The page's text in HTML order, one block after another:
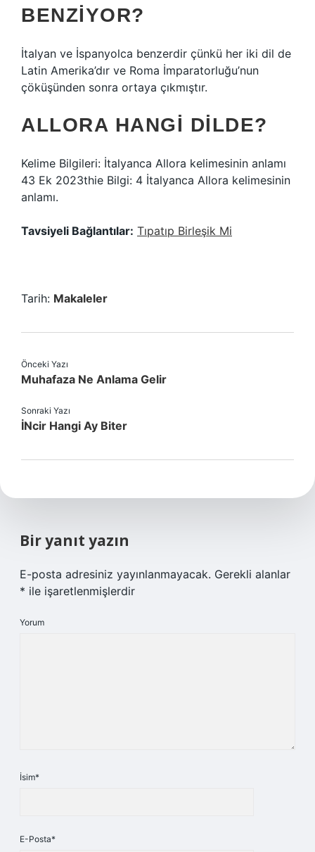
BENZIYOR?
İtalyan ve İspanyolca benzerdir çünkü her iki dil de
Latin Amerika’dır ve Roma İmparatorluğu’nun
çöküşünden sonra ortaya çıkmıştır.
ALLORA HANGI DILDE?
Kelime Bilgileri: İtalyanca Allora kelimesinin anlamı
43 Ek 2023thie Bilgi: 4 İtalyanca Allora kelimesinin
anlamı.
Tavsiyeli Bağlantılar: Tıpatıp Birleşik Mi
Tarih: Makaleler
Önceki Yazı
Muhafaza Ne Anlama Gelir
Sonraki Yazı
İNcir Hangi Ay Biter
Bir yanıt yazın
E-posta adresiniz yayınlanmayacak. Gerekli alanlar
* ile işaretlenmişlerdir
Yorum
İsim*
E-Posta*